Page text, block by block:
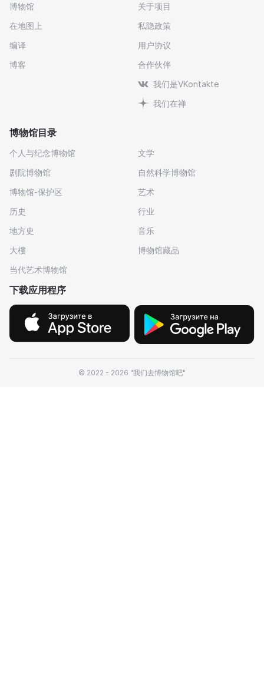
博物馆
在地图上
编译
博客
关于项目
私隐政策
用户协议
合作伙伴
我们是VKontakte
我们在禅
博物馆目录
个人与纪念博物馆
剧院博物馆
博物馆-保护区
历史
地方史
大樓
当代艺术博物馆
文学
自然科学博物馆
艺术
行业
音乐
博物馆藏品
下载应用程序
© 2022 - 2026 "我们去博物馆吧"